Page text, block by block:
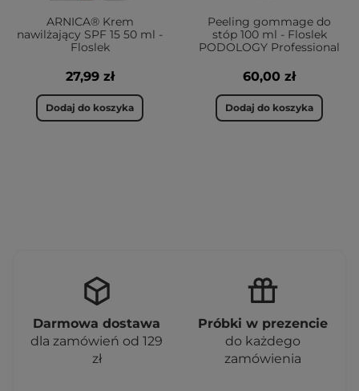
ARNICA® Krem
nawilżający SPF 15 50 ml -
Floslek
27,99 zł
Dodaj do koszyka
Peeling gommage do
stóp 100 ml - Floslek
PODOLOGY Professional
60,00 zł
Dodaj do koszyka
Darmowa dostawa
dla zamówień od 129
zł
Próbki w prezencie
do każdego
zamówienia